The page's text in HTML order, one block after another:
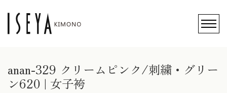
anan-329 クリームピンク/刺繍・グリー
ン620 | 女子袴